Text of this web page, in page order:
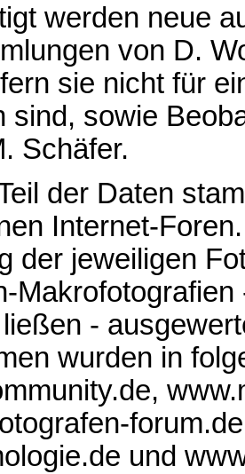
werden neue
von D.
sie nicht für
sind, sowie
Schäfer.
der Daten
Internet-
der jeweiligen
-
wurden in
und